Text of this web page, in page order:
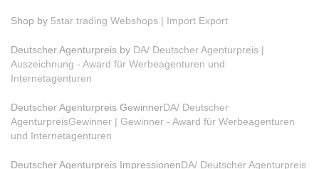
Shop by 5star trading Webshops | Import Export
Deutscher Agenturpreis by DA/ Deutscher Agenturpreis |
Auszeichnung - Award für Werbeagenturen und
Internetagenturen
Deutscher Agenturpreis GewinnerDA/ Deutscher
AgenturpreisGewinner | Gewinner - Award für Werbeagenturen
und Internetagenturen
Deutscher Agenturpreis ImpressionenDA/ Deutscher Agenturpreis